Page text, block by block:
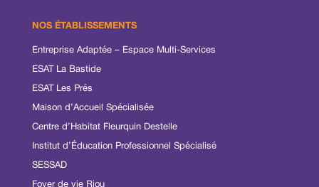
NOS ÉTABLISSEMENTS
Entreprise Adaptée – Espace Multi-Services
ESAT La Bastide
ESAT Les Prés
Maison d’Accueil Spécialisée
Centre d’Habitat Fleurquin Destelle
Institut d’Éducation Professionnel Spécialisé
SESSAD
Foyer de vie Riou